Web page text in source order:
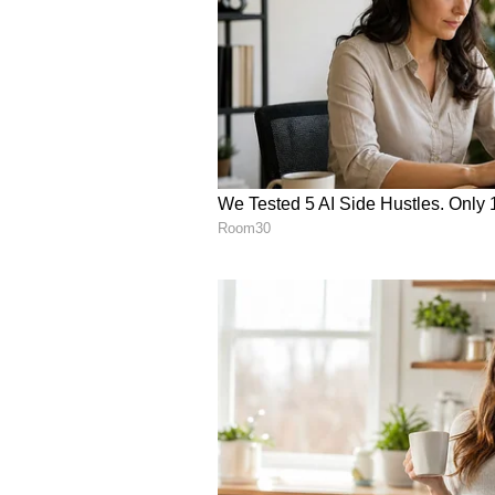
ನ್ಯಾಯಾಲಯ ನಿರಾಕರಿಸಿತ್ತು. ಜಾನಿ
ಪ್ರಶಸ್ತಿಯನ್ನು ರದ್ದುಗೊಳಿಸಿತು. ತಾನು
ಉಲ್ಲೇಖಿಸಿ, ಟ್ರೆಂಡಿಂಗ್ ಮಾಡಿದ್ದಕ್ಕೆ
ಬಂಧನಕ್ಕೂ ಮುನ್ನ ಜಾನಿ ಮಾಸ್ಟರ್
ಸಿಲುಕಿಸಲಾಗಿದೆ. ಇದರ ಹಿಂದಿರುವವರನ್ನು